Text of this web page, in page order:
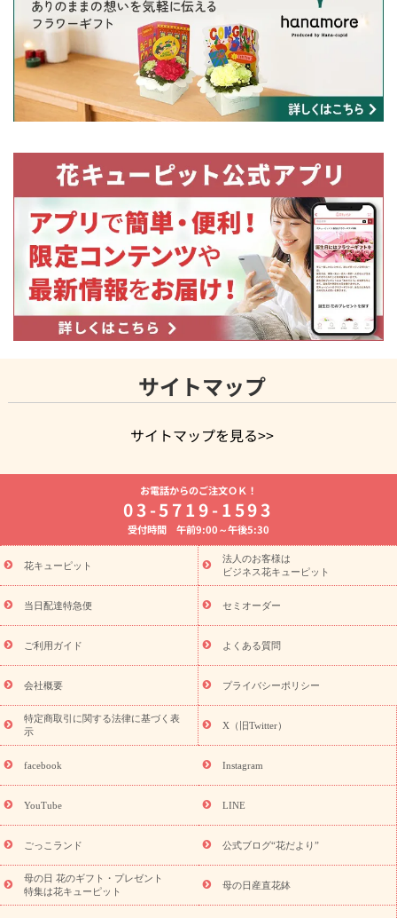
サイトマップ
サイトマップを見る>>
よく贈られる花
お祝いの花特集
誕生日フラワーギフト特集
8月の誕生花(トルコキキョウ)
開店・開業祝い
お供え・お悔やみ お供え・お悔やみの花
通夜・葬儀に贈る花 胡蝶蘭・花鉢
ーブドフラワー
季節のイベント
ひまわり ギフト・プレゼント
特集
お盆 花（新盆・初盆） 季節のイベント
お盆 花（新
盆・初盆）
お盆 花（新盆・初盆）
お盆・お供え 花とセットギ
フト
お盆・お供え プリザーブドフラワー
ひまわり ギフト・プ
レゼント特集
夏の花贈り・お中元・暑中見舞い 花のギフト特集
敬老の日におくる花ギフト・プレゼント特集
花ギフト・プレゼント特集
敬老の日 花のおすすめランキング
敬
老の日 花鉢植えのギフト・プレゼント特集
敬老の日 花とセットギ
フト・プレゼント特集
敬老の日の花 全てのギフト一覧
キャン
ペーン
映画『ウォーターガーディアンズ』コラボキャンペーン
「きょう誕生日なんです」キャンペーン
誕生日の花を探す
誕生日フラワーギフト 誕生日フラワーギフト特集
9月の誕生花(リンドウ)
ら探す
お祝いの花特集 当日配達特急便 お祝い商品一覧
念日
結婚祝い 出産祝い 退院祝い・快気祝い
寿祝い
プチギフト ペットのお祝いフラワー
お電話からのご注文ＯＫ！
03-5719-1593
受付時間 午前9:00～午後5:30
花キューピット
法人のお客様は
ビジネス花キューピット
当日配達特急便 セミオーダー
ご利用ガイド よくある質問
会社概要 プライバシーポリシー
特定商取引に関する法律に基づく表
示
X（旧Twitter）
facebook Instagram
YouTube LINE
ごっこランド 公式ブログ“花だより”
母の日 花のギフト・プレゼント
特集は花キューピット
母の日産直花鉢